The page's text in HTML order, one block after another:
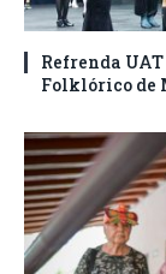
Refrenda
Folklórico de